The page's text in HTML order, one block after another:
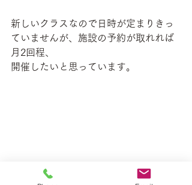
新しいクラスなので日時が定まりきっ
ていませんが、施設の予約が取れれば
月2回程、
開催したいと思っています。